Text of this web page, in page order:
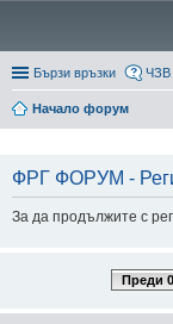
Бързи връзки ЧЗВ
Начало форум
ФРГ ФОРУМ -
За да продължите с
Преди